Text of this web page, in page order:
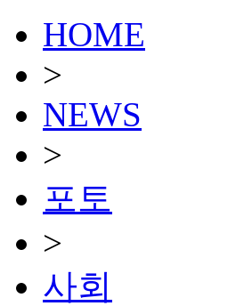
HOME
>
NEWS
>
포토
>
사회